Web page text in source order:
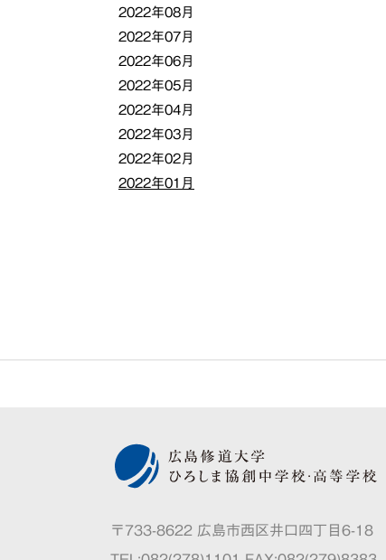
2022年08月
2022年07月
2022年06月
2022年05月
2022年04月
2022年03月
2022年02月
2022年01月
〒733-8622 広島市西区井口四丁目6-18